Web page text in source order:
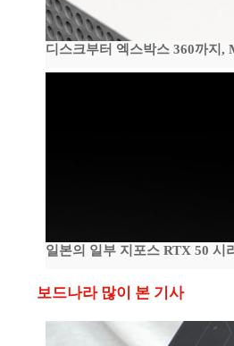
디스크부터 엑스박스 360까지,
일본의 일부 지포스 RTX 50 시
보드나라 많이 본 기사